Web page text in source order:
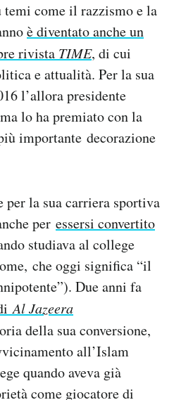
temi come il razzismo e la
è diventato anche un
rivista TIME, di cui
e attualità. Per la sua
l’allora presidente
lo ha premiato con la
importante decorazione
per la sua carriera sportiva
per essersi convertito
studiava al college
che oggi significa “il
Due anni fa
Al Jazeera
della sua conversione,
all’Islam
quando aveva già
come giocatore di